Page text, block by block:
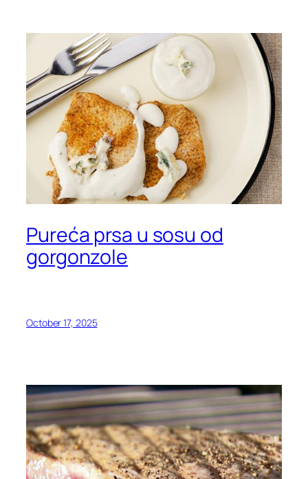
Pureća prsa u sosu od
gorgonzole
October 17, 2025